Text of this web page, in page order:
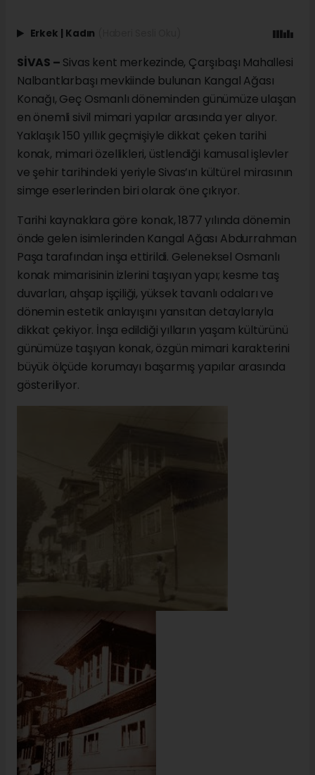
Erkek | Kadın
SİVAS – Sivas kent merkezinde, Çarşıbaşı Mahallesi
Nalbantlarbaşı mevkiinde bulunan Kangal Ağası
Konağı, Geç Osmanlı döneminden günümüze ulaşan
en önemli sivil mimari yapılar arasında yer alıyor.
Yaklaşık 150 yıllık geçmişiyle dikkat çeken tarihi
konak, mimari özellikleri, üstlendiği kamusal işlevler
ve şehir tarihindeki yeriyle Sivas’ın kültürel mirasının
simge eserlerinden biri olarak öne çıkıyor.
Tarihi kaynaklara göre konak, 1877 yılında dönemin
önde gelen isimlerinden Kangal Ağası Abdurrahman
Paşa tarafından inşa ettirildi. Geleneksel Osmanlı
konak mimarisinin izlerini taşıyan yapı; kesme taş
duvarları, ahşap işçiliği, yüksek tavanlı odaları ve
dönemin estetik anlayışını yansıtan detaylarıyla
dikkat çekiyor. İnşa edildiği yılların yaşam kültürünü
günümüze taşıyan konak, özgün mimari karakterini
büyük ölçüde korumayı başarmış yapılar arasında
gösteriliyor.